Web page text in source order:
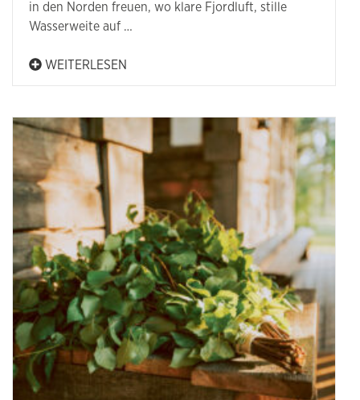
in den Norden freuen, wo klare Fjordluft, stille
Wasserweite auf …
WEITERLESEN